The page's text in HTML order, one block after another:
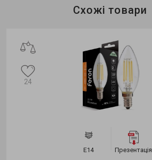
JCD9Схожі товари
E14 Презентація
24